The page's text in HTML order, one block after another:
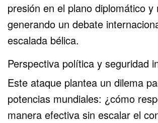
presión en el plano diplomático y
generando un debate
escalada bélica.
Perspectiva política y seguridad
Este ataque plantea un dilema
potencias mundiales: ¿cómo
manera efectiva sin escalar el